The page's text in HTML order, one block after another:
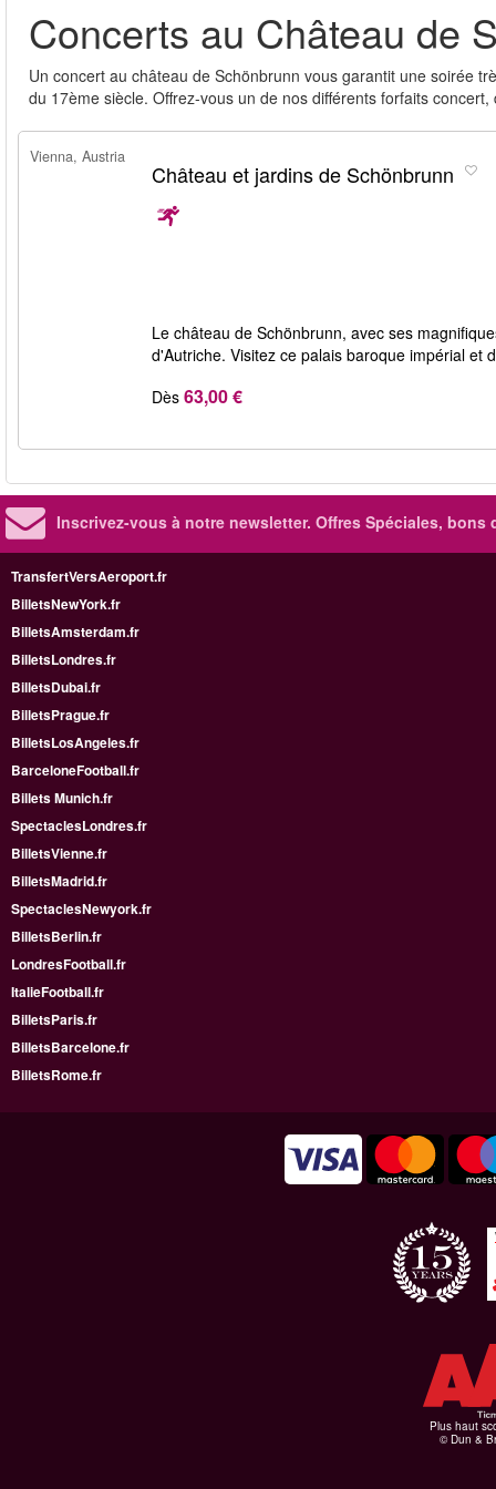
Concerts au Château de
Un concert au château de Schönbrunn vous garantit une soirée
du 17ème siècle. Offrez-vous un de nos différents forfaits
Vienna, Austria
Château et jardins de Schönbrunn
Le château de Schönbrunn, avec ses
d'Autriche. Visitez ce palais baroque impérial et
Dès 63,00 €
Inscrivez-vous à notre newsletter. Offres Spéciales, bons
TransfertVersAeroport.fr
BilletsNewYork.fr
BilletsAmsterdam.fr
BilletsLondres.fr
BilletsDubai.fr
BilletsPrague.fr
BilletsLosAngeles.fr
BarceloneFootball.fr
Billets Munich.fr
SpectaclesLondres.fr
BilletsVienne.fr
BilletsMadrid.fr
SpectaclesNewyork.fr
BilletsBerlin.fr
LondresFootball.fr
ItalieFootball.fr
BilletsParis.fr
BilletsBarcelone.fr
BilletsRome.fr
Plus haut
© Dun &